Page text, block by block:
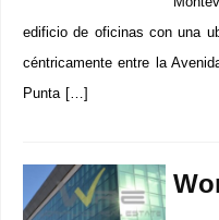
edificio de oficinas con una
céntricamente entre la
Punta […]